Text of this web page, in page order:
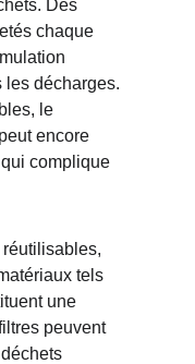
Des
chaque
les décharges.
le
encore
complique
tels
une
peuvent